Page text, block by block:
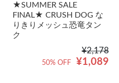
★SUMMER SALE
FINAL★ CRUSH DOG な
りきりメッシュ恐竜タン
ク
¥2,178
¥1,089
50% OFF